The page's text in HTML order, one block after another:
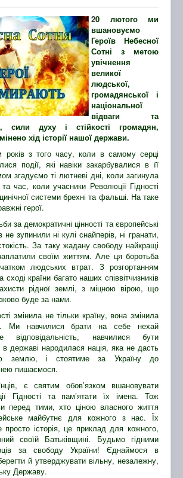
20 лютого ми
вшановуємо
Героїв Небесної
Сотні з метою
увічнення
великої
людської,
громадянської і
національної
відваги та
сили духу і стійкості громадян,
хід історії нашої держави.
з того часу, коли в самому серці
події, які навіки закарбувалися в її
згадуємо ті лютневі дні, коли загинула
час, коли учасники Революції Гідності
системи брехні та фальші. На таке
герої.
за демократичні цінності та європейські
не зупинили ні кулі снайперів, ні гранати,
За таку жадану свободу найкращі
своїм життям. Але ця боротьба
людських втрат. З розгортанням
сході країни багато наших співвітчизників
рідної землі, з міцною вірою, що
буде за нами.
змінила не тільки країну, вона змінила
Ми навчилися брати на себе нехай
відповідальність, навчилися бути
державі народилася нація, яка не дасть
землю, і стоятиме за Україну до
пишаємося.
є святим обов’язком вшановувати
Гідності та пам’ятати їх імена. Тож
перед тими, хто ціною власного життя
майбутнє для кожного з нас. Їх
історія, це приклад для кожного,
своїй Батьківщині. Будьмо гідними
за свободу України! Єднаймося в
й утверджувати вільну, незалежну,
Державу.